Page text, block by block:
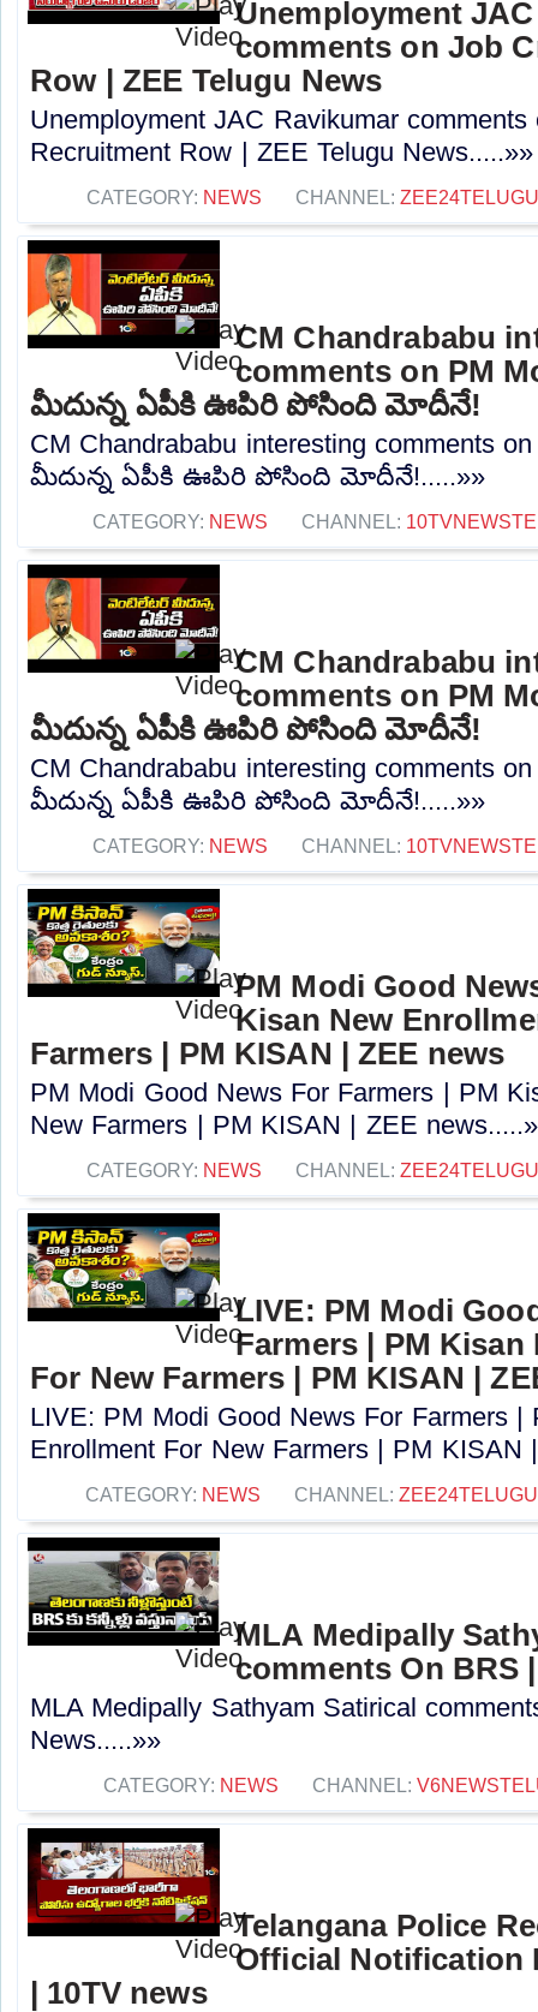
Unemployment
comments on Job
Row | ZEE Telugu News
Unemployment JAC Ravikumar
Recruitment Row | ZEE Telugu News.....»»
CATEGORY: NEWS CHANNEL:
CM Chandrababu
comments on PM
మీదున్న ఏపీకి ఊపిరి పోసింది మోదీనే!
CM Chandrababu interesting comments
మీదున్న ఏపీకి ఊపిరి పోసింది మోదీనే!.....»»
CATEGORY: NEWS CHANNEL:
CM Chandrababu
comments on PM
మీదున్న ఏపీకి ఊపిరి పోసింది మోదీనే!
CM Chandrababu interesting comments
మీదున్న ఏపీకి ఊపిరి పోసింది మోదీనే!.....»»
CATEGORY: NEWS CHANNEL:
PM Modi Good
Kisan New
Farmers | PM KISAN | ZEE news
PM Modi Good News For Farmers | PM
New Farmers | PM KISAN | ZEE
CATEGORY: NEWS CHANNEL:
LIVE: PM Modi
Farmers | PM
For New Farmers | PM KISAN |
LIVE: PM Modi Good News For Farmers |
Enrollment For New Farmers | PM KISAN
CATEGORY: NEWS CHANNEL:
MLA Medipally
comments On BRS
MLA Medipally Sathyam Satirical
News.....»»
CATEGORY: NEWS CHANNEL:
Telangana Police
Official Notification
| 10TV news